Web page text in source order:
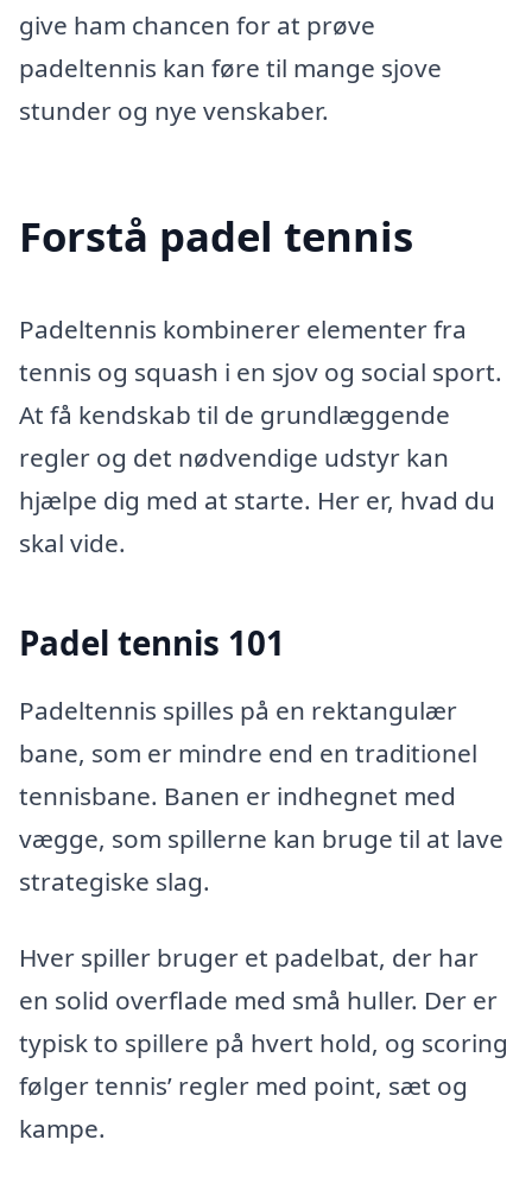
give ham chancen for at prøve
padeltennis kan føre til mange sjove
stunder og nye venskaber.
Forstå padel tennis
Padeltennis kombinerer elementer fra
tennis og squash i en sjov og social sport.
At få kendskab til de grundlæggende
regler og det nødvendige udstyr kan
hjælpe dig med at starte. Her er, hvad du
skal vide.
Padel tennis 101
Padeltennis spilles på en rektangulær
bane, som er mindre end en traditionel
tennisbane. Banen er indhegnet med
vægge, som spillerne kan bruge til at lave
strategiske slag.
Hver spiller bruger et padelbat, der har
en solid overflade med små huller. Der er
typisk to spillere på hvert hold, og scoring
følger tennis’ regler med point, sæt og
kampe.